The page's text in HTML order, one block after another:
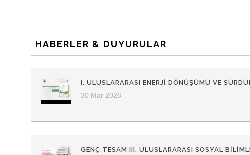
HABERLER & DUYURULAR
I. ULUSLARARASI ENERJI DÖNÜŞÜMÜ VE
30 Mar 2026
GENÇ TESAM III. ULUSLARARASI SOSYAL